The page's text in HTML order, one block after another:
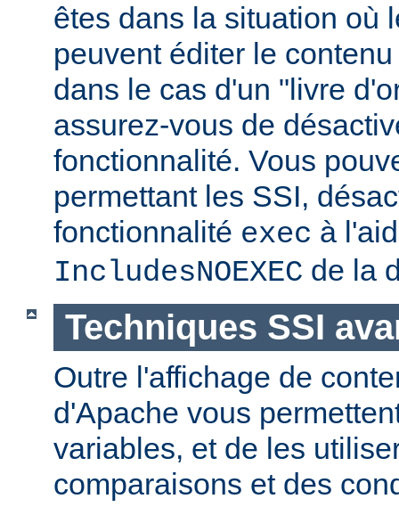
êtes dans la situation où
peuvent éditer le
dans le cas d'un "livre
assurez-vous de
fonctionnalité. Vous
permettant les SSI,
fonctionnalité exec à
IncludesNOEXEC de la
Techniques SSI
Outre l'affichage de
d'Apache vous
variables, et de les
comparaisons et des